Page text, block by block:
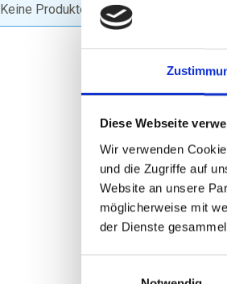
Diese Webseite
Wir verwenden
und die Zugriffe auf
Website an unsere
möglicherweise mit
der Dienste
Keine Produkte gefunden.